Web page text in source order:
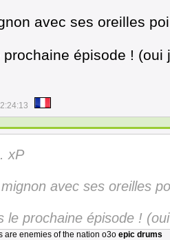
avec ses oreilles
épisode !
xP
avec ses oreilles
le prochaine épisode !
are enemies of the nation o3o epic drums